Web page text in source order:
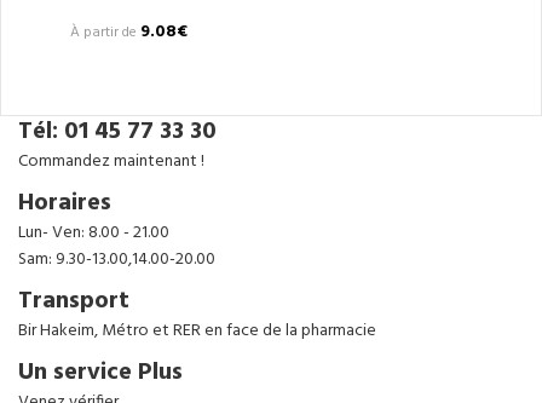
À partir de 9.08€
Tél: 01 45 77 33 30
Commandez maintenant !
Horaires
Lun- Ven: 8.00 - 21.00
Sam: 9.30-13.00,14.00-20.00
Transport
Bir Hakeim, Métro et RER en face de la pharmacie
Un service Plus